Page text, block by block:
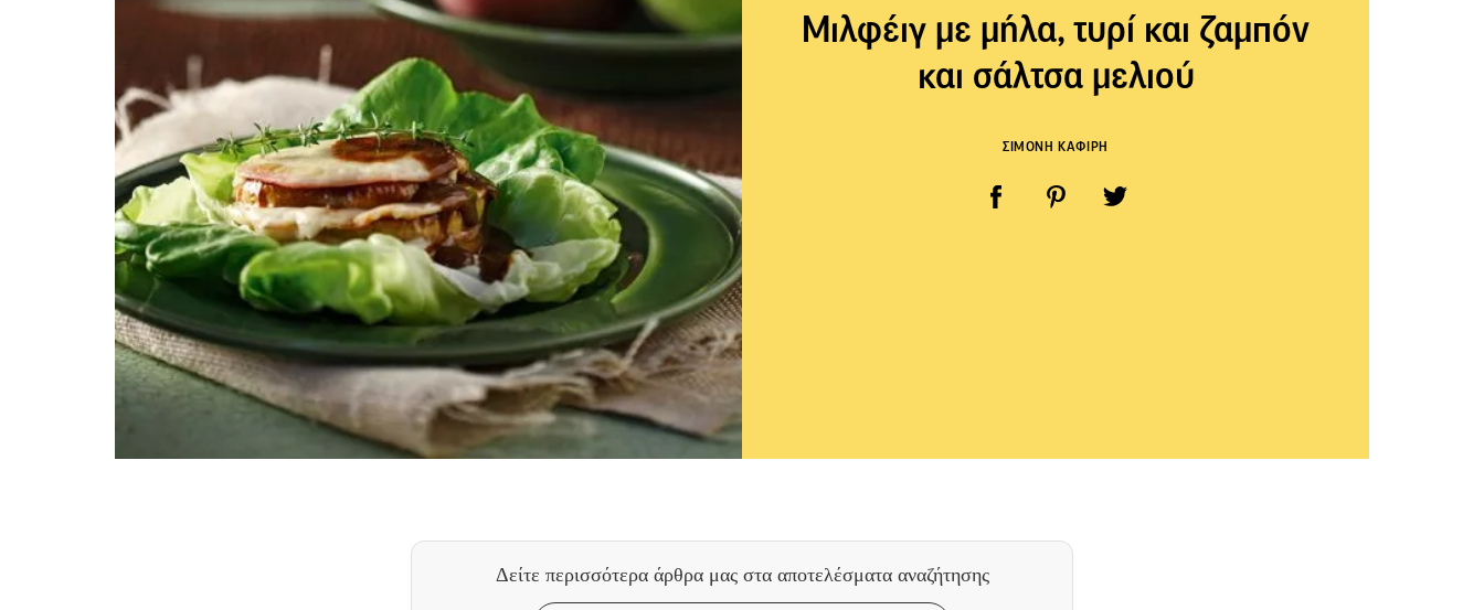
Μιλφέιγ με μήλα, τυρί και ζαμπόν
και σάλτσα μελιού
ΣΙΜΟΝΗ ΚΑΦΙΡΗ
Δείτε περισσότερα άρθρα μας στα αποτελέσματα αναζήτησης